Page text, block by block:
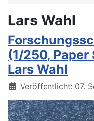
Lars Wahl
(1/250,
Lars Wahl
Details
Veröffentlicht: 07.